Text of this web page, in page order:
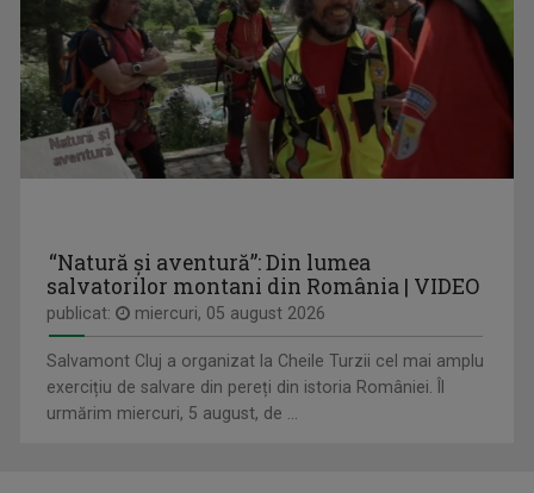
EUROPA 360°
Duminică, ora 13.00, la TVR3
VALENTIN PRIBEANU
Absolvent în 1995 al Facultăţii de Ştiinţele ...
“Natură și aventură”: Din lumea
salvatorilor montani din România | VIDEO
publicat: miercuri, 05 august 2026
Salvamont Cluj a organizat la Cheile Turzii cel mai amplu
exercițiu de salvare din pereți din istoria României. Îl
urmărim miercuri, 5 august, de ...